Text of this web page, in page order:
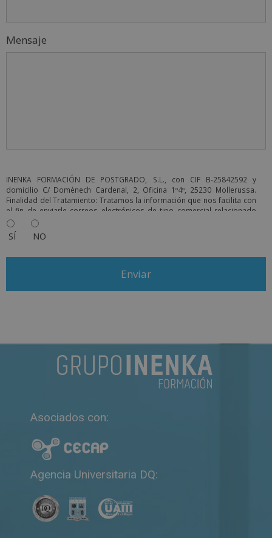
Mensaje
INENKA FORMACIÓN DE POSTGRADO, S.L., con CIF B-25842592 y
domicilio C/ Domènech Cardenal, 2, Oficina 1º4º, 25230 Mollerussa.
Finalidad del Tratamiento: Tratamos la información que nos facilita con
el fin de enviarle correos electrónicos de tipo comercial relacionado
con los productos ofrecidos y otros tipo de productos que fueran de
su interés. Legitimación del tratamiento: Consentimiento del
interesado. Derechos: Puede ejercitar sus derechos identificándose
información comercial (vía telefónica y/o email):
SÍ NO
t
Asociados con:
Agencia Universitaria DQ: